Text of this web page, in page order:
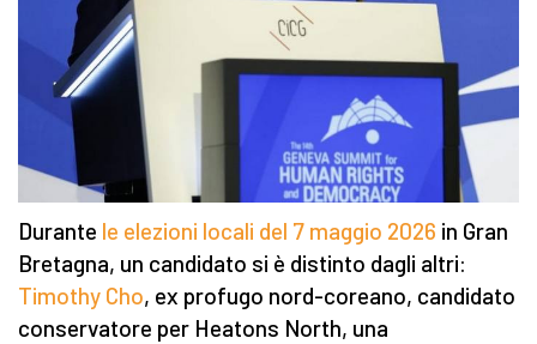
Durante le elezioni locali del 7 maggio 2026 in Gran
Bretagna, un candidato si è distinto dagli altri:
Timothy Cho, ex profugo nord-coreano, candidato
conservatore per Heatons North, una